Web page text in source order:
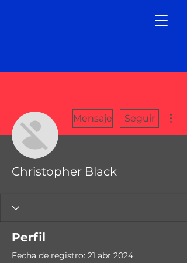
Mensaje Seguir
Christopher Black
Perfil
Fecha de registro: 21 abr 2024